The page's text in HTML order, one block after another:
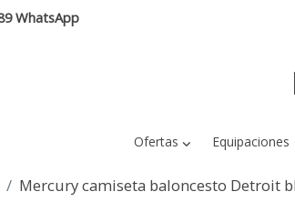
WhatsApp
Ofertas Equipaciones
Mercury camiseta baloncesto Detroit